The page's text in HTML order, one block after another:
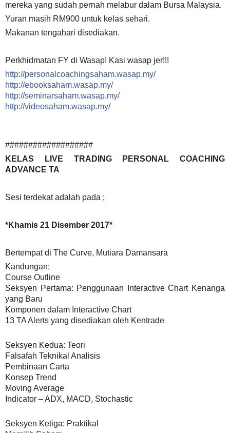
mereka yang sudah pernah melabur dalam Bursa Malaysia.
Yuran masih RM900 untuk kelas sehari.
Makanan tengahari disediakan.
Perkhidmatan FY di Wasap! Kasi wasap jer!!!
http://personalcoachingsaham.wasap.my/
http://ebooksaham.wasap.my/
http://seminarsaham.wasap.my/
http://videosaham.wasap.my/
###################
KELAS LIVE TRADING PERSONAL COACHING
ADVANCE TA
Sesi terdekat adalah pada ;
*Khamis 21 Disember 2017*
Bertempat di The Curve, Mutiara Damansara
Kandungan;
Course Outline
Seksyen Pertama: Penggunaan Interactive Chart Kenanga
yang Baru
Komponen dalam Interactive Chart
13 TA Alerts yang disediakan oleh Kentrade
Seksyen Kedua: Teori
Falsafah Teknikal Analisis
Pembinaan Carta
Konsep Trend
Moving Average
Indicator – ADX, MACD, Stochastic
Seksyen Ketiga: Praktikal